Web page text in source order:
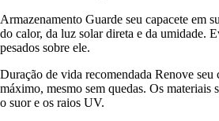
Armazenamento Guarde seu capacete em
do calor, da luz solar direta e da umidade.
pesados sobre ele.
Duração de vida recomendada Renove seu
máximo, mesmo sem quedas. Os materiais
o suor e os raios UV.